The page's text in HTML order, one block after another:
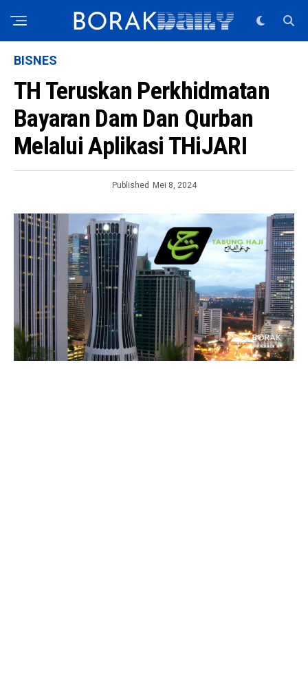
BISNES
TH Teruskan Perkhidmatan
Bayaran Dam Dan Qurban
Melalui Aplikasi THiJARI
Published Mei 8, 2024